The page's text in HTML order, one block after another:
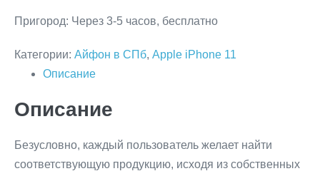
Пригород: Через 3-5 часов, бесплатно
Категории: Айфон в СПб, Apple iPhone 11
Описание
Описание
Безусловно, каждый пользователь желает найти
соответствующую продукцию, исходя из собственных